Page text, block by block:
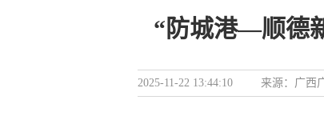
“防城港—顺德
2025-11-22 13:44:10 来源： 广西